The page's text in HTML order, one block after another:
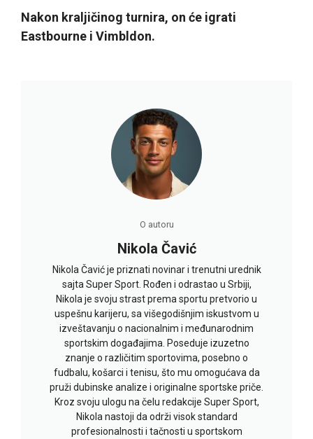
Nakon kraljičinog turnira, on će igrati
Eastbourne i Vimbldon.
O autoru
Nikola Čavić
Nikola Čavić je priznati novinar i trenutni urednik
sajta Super Sport. Rođen i odrastao u Srbiji,
Nikola je svoju strast prema sportu pretvorio u
uspešnu karijeru, sa višegodišnjim iskustvom u
izveštavanju o nacionalnim i međunarodnim
sportskim događajima. Poseduje izuzetno
znanje o različitim sportovima, posebno o
fudbalu, košarci i tenisu, što mu omogućava da
pruži dubinske analize i originalne sportske priče.
Kroz svoju ulogu na čelu redakcije Super Sport,
Nikola nastoji da održi visok standard
profesionalnosti i tačnosti u sportskom